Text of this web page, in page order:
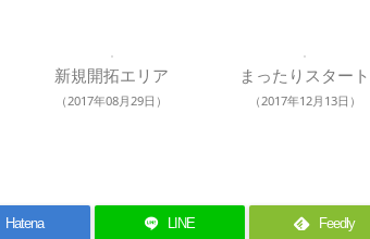
新規開拓エリア
（2017年08月29日）
まったりスタート
（2017年12月13日）
Hatena LINE Feedly